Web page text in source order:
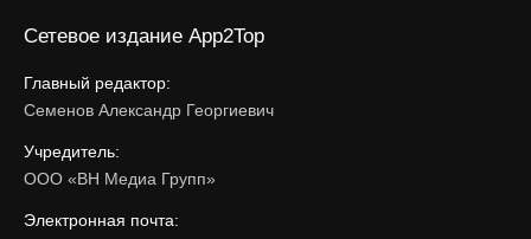
Сетевое издание App2Top
Главный редактор:
Семенов Александр Георгиевич
Учредитель:
ООО «ВН Медиа Групп»
Электронная почта: